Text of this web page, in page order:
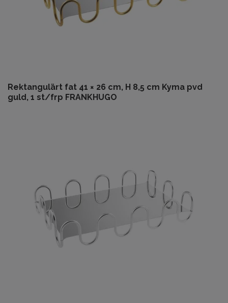
Rektangulärt fat 41 × 26 cm, H 8,5 cm Kyma pvd
guld, 1 st/frp FRANKHUGO